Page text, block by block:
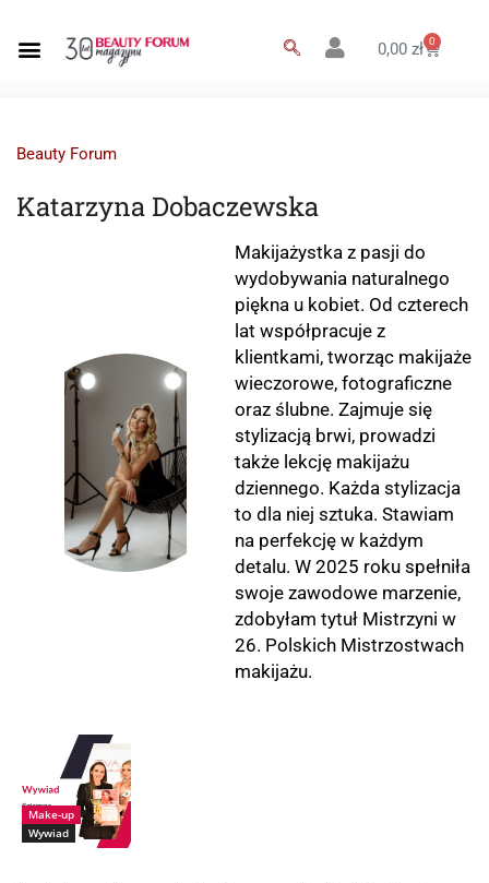
0,00zł 0
Beauty Forum
Katarzyna Dobaczewska
Makijażystka z pasji do
wydobywania naturalnego
piękna u kobiet. Od czterech
lat współpracuje z
klientkami, tworząc makijaże
wieczorowe, fotograficzne
oraz ślubne. Zajmuje się
stylizacją brwi, prowadzi
także lekcję makijażu
dziennego. Każda stylizacja
to dla niej sztuka. Stawiam
na perfekcję w każdym
detalu. W 2025 roku spełniła
swoje zawodowe marzenie,
zdobyłam tytuł Mistrzyni w
26. Polskich Mistrzostwach
makijażu.
Make-up
Wywiad